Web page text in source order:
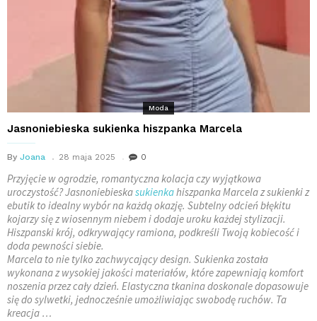
Moda
Jasnoniebieska sukienka hiszpanka Marcela
By Joana 28 maja 2025 0
Przyjęcie w ogrodzie, romantyczna kolacja czy wyjątkowa
uroczystość? Jasnoniebieskasukienkahiszpanka Marcela z sukienki z
ebutik to idealny wybór na każdą okazję. Subtelny odcień błękitu
kojarzy się z wiosennym niebem i dodaje uroku każdej stylizacji.
Hiszpanski krój, odkrywający ramiona, podkreśli Twoją kobiecość i
doda pewności siebie.
Marcela to nie tylko zachwycający design. Sukienka została
wykonana z wysokiej jakości materiałów, które zapewniają komfort
noszenia przez cały dzień. Elastyczna tkanina doskonale dopasowuje
się do sylwetki, jednocześnie umożliwiając swobodę ruchów. Ta
kreacja …